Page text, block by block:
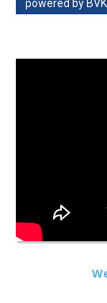
powered by BVK